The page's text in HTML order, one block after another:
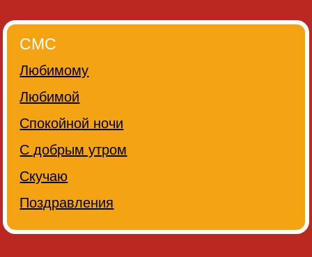
СМС
Любимому
Любимой
Спокойной ночи
С добрым утром
Скучаю
Поздравления